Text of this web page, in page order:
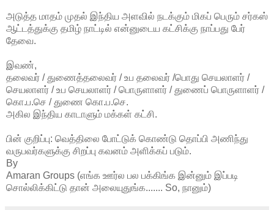
அடுத்த மாதம் முதல் இந்திய அளவில் நடக்கும் மிகப் பெரும் சர்கஸ்
ஆட்டத்துக்கு தமிழ் நாட்டில் என்னுடைய கட்சிக்கு நாப்பது பேர்
தேவை.
இவண்,
தலைவர் / துணைத்தலைவர் / உப தலைவர் /பொது செயலாளர் /
செயலாளர் / உப செயலாளர் / பொருளாளர் / துணைப் பொருளாளர் /
கொ.ப.செ / துணை கொ.ப.செ.
அகில இந்திய காடாளும் மக்கள் கட்சி.
பின் குறிப்பு: வெத்திலை போட்டுக் கொண்டு தொப்பி அணிந்து
வருபவர்களுக்கு சிறப்பு கவனம் அளிக்கப் படும்.
By
Amaran Groups (எங்க ஊர்ல பல பக்கிங்க இன்னும் இப்படி
சொல்லிக்கிட்டு தான் அலையுதுங்க....... So, நானும்)